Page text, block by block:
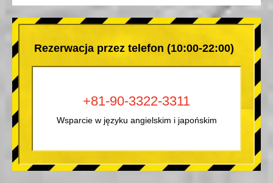
Rezerwacja przez telefon (10:00-22:00)
+81-90-3322-3311
Wsparcie w języku angielskim i japońskim